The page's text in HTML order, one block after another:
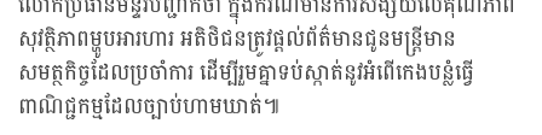
សុវត្ថិភាពម្ហូបអារហារ អតិថិជនត្រូវផ្តល់ព័ត៌មានជូនមន្ត្រីមាន
សមត្ថកិច្ចដែលប្រចាំការ ដើម្បីរួមគ្នាទប់ស្កាត់នូវអំពើកេងបន្លំធ្វើ
ពាណិជ្ជកម្មដែលច្បាប់ហាមឃាត់៕